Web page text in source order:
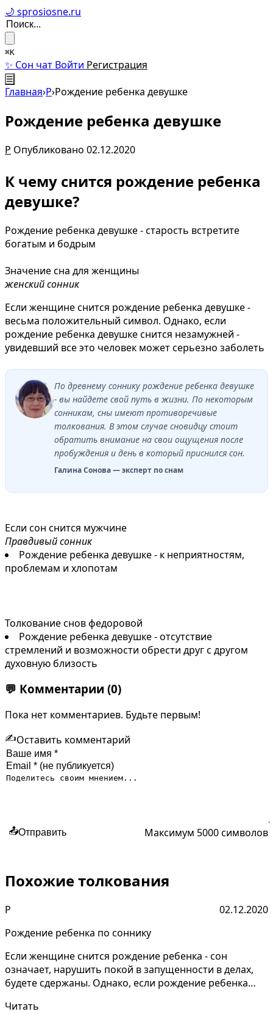
🌙 sprosiosne.ru
⌘K
✨ Сон чат Войти Регистрация
☰
Главная›Р›Рождение ребенка девушке
Рождение ребенка девушке
Р Опубликовано 02.12.2020
К чему снится рождение ребенка
девушке?
Рождение ребенка девушке - старость встретите
богатым и бодрым
Значение сна для женщины
женский сонник
Если женщине снится рождение ребенка девушке -
весьма положительный символ. Однако, если
рождение ребенка девушке снится незамужней -
увидевший все это человек может серьезно заболеть
По древнему соннику рождение ребенка девушке
- вы найдете свой путь в жизни. По некоторым
сонникам, сны имеют противоречивые
толкования. В этом случае сновидцу стоит
обратить внимание на свои ощущения после
пробуждения и день в который приснился сон.
Галина Сонова — эксперт по снам
Если сон снится мужчине
Правдивый сонник
Рождение ребенка девушке - к неприятностям,
проблемам и хлопотам
Толкование снов федоровой
Рождение ребенка девушке - отсутствие
стремлений и возможности обрести друг с другом
духовную близость
💬 Комментарии (0)
Пока нет комментариев. Будьте первым!
✍️Оставить комментарий
📤Отправить Максимум 5000 символов
Похожие толкования
Р
02.12.2020
Рождение ребенка по соннику
Если женщине снится рождение ребенка - сон
означает,​ нарушить покой в​ запущенности в делах,​
будете сдержаны. Однако, если рождение ребенка
Читать